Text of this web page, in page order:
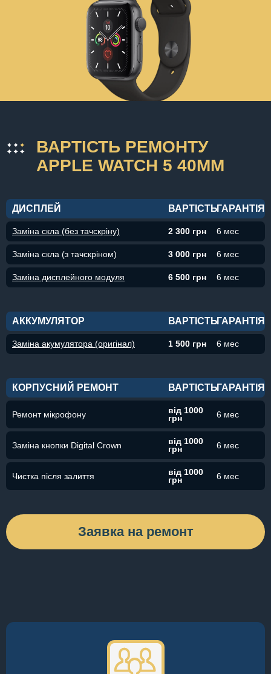
ВАРТІСТЬ РЕМОНТУ
APPLE WATCH 5 40MM
ДИСПЛЕЙ ВАРТІСТЬГАРАНТІЯ
Заміна скла (без тачскріну) 2 300 грн 6 мес
Заміна скла (з тачскріном) 3 000 грн 6 мес
Заміна дисплейного модуля 6 500 грн 6 мес
АККУМУЛЯТОР ВАРТІСТЬГАРАНТІЯ
Заміна акумулятора (оригінал) 1 500 грн 6 мес
КОРПУСНИЙ РЕМОНТ ВАРТІСТЬГАРАНТІЯ
Ремонт мікрофону
від 1000
грн
6 мес
Заміна кнопки Digital Crown
від 1000
грн
6 мес
Чистка після залиття
від 1000
грн
6 мес
Заявка на ремонт